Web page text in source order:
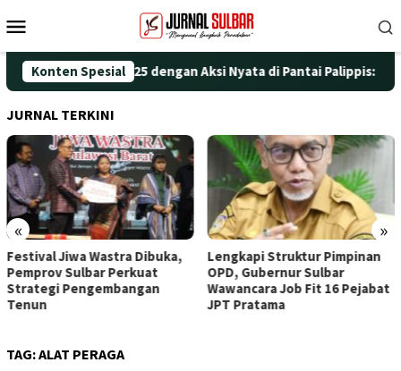
ke
Mobile
Konten Spesial
HUT ke-25 dengan Aksi Nyata di Pantai Palippis:
JURNAL TERKINI
« »
Jiwa Wastra Dibuka,
Sulbar Perkuat
Pengembangan
Lengkapi Struktur Pimpinan
OPD, Gubernur Sulbar
Wawancara Job Fit 16 Pejabat
JPT Pratama
TAG:ALAT PERAGA